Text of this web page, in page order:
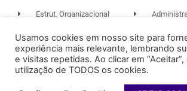
Estrut. Organizacional
© 2026. TODOS OS DIREITOS
Usamos cookies em nosso site para
experiência mais relevante, lembrando
e visitas repetidas. Ao clicar em
utilização de TODOS os cookies.